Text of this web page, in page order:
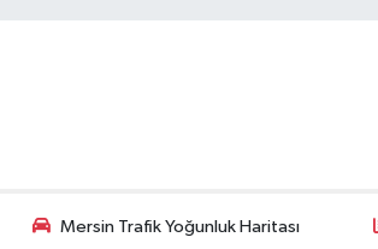
Mersin Trafik Yoğunluk Haritası